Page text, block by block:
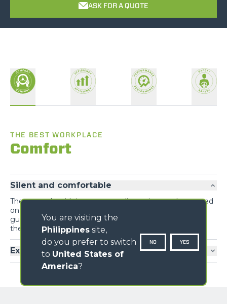
ASK FOR A QUOTE
THE BEST WORKPLACE
Comfort
Silent and comfortable
The new cab, with its generous dimensions and mounted
on silent-blocks that drastically reduce vibrations,
guarantees maximum comfort and optimal visibility for
the operator.
Exclusive comfort
You are visiting the
Philippines site,
do you prefer to switch
to United States of
America?
NO YES